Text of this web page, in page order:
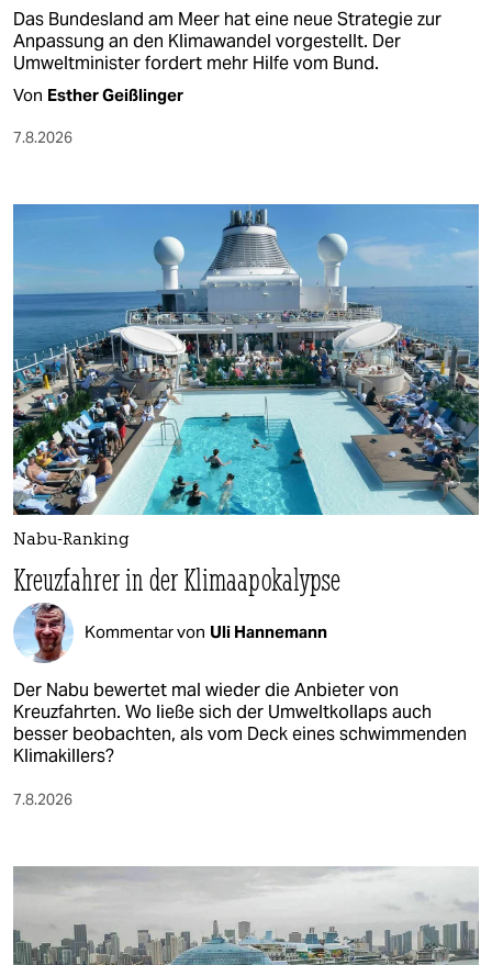
Das Bundesland am Meer hat eine neue Strategie zur
Anpassung an den Klimawandel vorgestellt. Der
Umweltminister fordert mehr Hilfe vom Bund.
Von Esther Geißlinger
7.8.2026
Nabu-Ranking
Kreuzfahrer in der Klimaapokalypse
Kommentar von Uli Hannemann
Der Nabu bewertet mal wieder die Anbieter von
Kreuzfahrten. Wo ließe sich der Umweltkollaps auch
besser beobachten, als vom Deck eines schwimmenden
Klimakillers?
7.8.2026